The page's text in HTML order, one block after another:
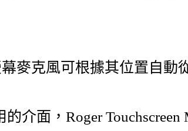
幕麥克風可根據其位置自
介面，Roger